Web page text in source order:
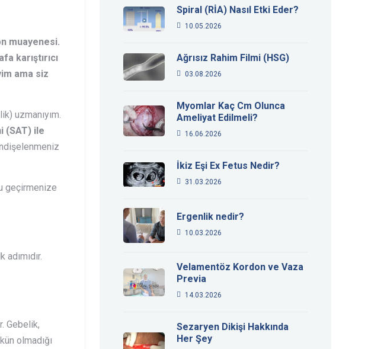
muayenesi.
karıştırıcı
ama siz
uzmanıyım.
(SAT) ile
geçirmenize
Gebelik,
olmadığı
Spiral (RİA) Nasıl Etki Eder?
10.05.2026
Ağrısız Rahim Filmi (HSG)
03.08.2026
Myomlar Kaç Cm Olunca
Ameliyat Edilmeli?
16.06.2026
İkiz Eşi Ex Fetus Nedir?
31.03.2026
Ergenlik nedir?
10.03.2026
Velamentöz Kordon ve Vaza
Previa
14.03.2026
Sezaryen Dikişi Hakkında
Her Şey